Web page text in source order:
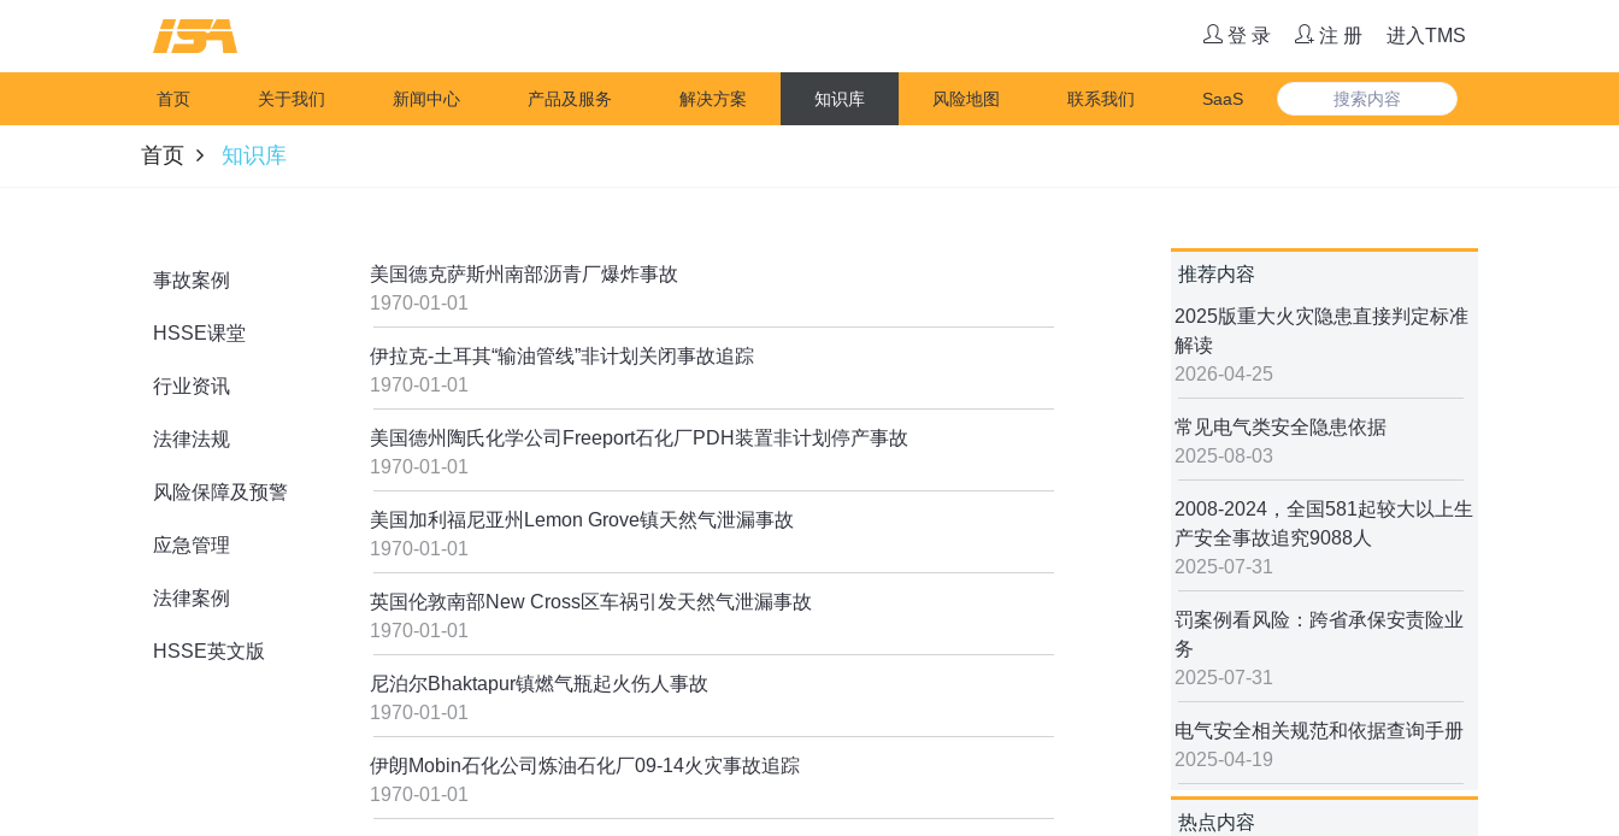
登 录 注 册 进入TMS
首页 关于我们 新闻中心 产品及服务 解决方案 知识库 风险地图 联系我们 SaaS
首页 知识库
事故案例
HSSE课堂
行业资讯
法律法规
风险保障及预警
应急管理
法律案例
HSSE英文版
美国德克萨斯州南部沥青厂爆炸事故
1970-01-01
伊拉克-土耳其“输油管线”非计划关闭事故追踪
1970-01-01
美国德州陶氏化学公司Freeport石化厂PDH装置非计划停产事故
1970-01-01
美国加利福尼亚州Lemon Grove镇天然气泄漏事故
1970-01-01
英国伦敦南部New Cross区车祸引发天然气泄漏事故
1970-01-01
尼泊尔Bhaktapur镇燃气瓶起火伤人事故
1970-01-01
伊朗Mobin石化公司炼油石化厂09-14火灾事故追踪
1970-01-01
推荐内容
2025版重大火灾隐患直接判定标准
解读
2026-04-25
常见电气类安全隐患依据
2025-08-03
2008-2024，全国581起较大以上生
产安全事故追究9088人
2025-07-31
罚案例看风险：跨省承保安责险业
务
2025-07-31
电气安全相关规范和依据查询手册
2025-04-19
热点内容